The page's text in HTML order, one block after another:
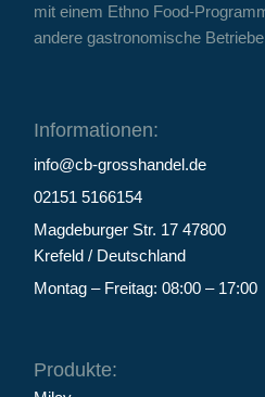
mit einem Ethno Food-
andere gastronomische
Informationen:
info@cb-grosshandel.de
02151 5166154
Magdeburger Str. 17 47800
Krefeld / Deutschland
Montag – Freitag: 08:00 – 17:00
Produkte: